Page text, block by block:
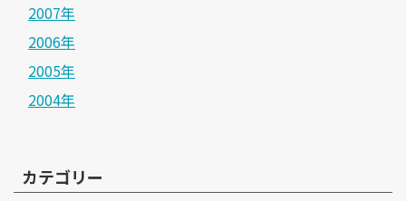
2007年
2006年
2005年
2004年
カテゴリー